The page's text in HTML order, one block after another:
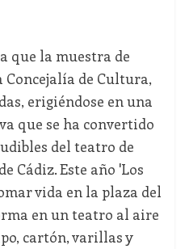
que la muestra de
de Cultura,
erigiéndose en una
que se ha convertido
del teatro de
Cádiz. Este año 'Los
vida en la plaza del
en un teatro al aire
cartón, varillas y